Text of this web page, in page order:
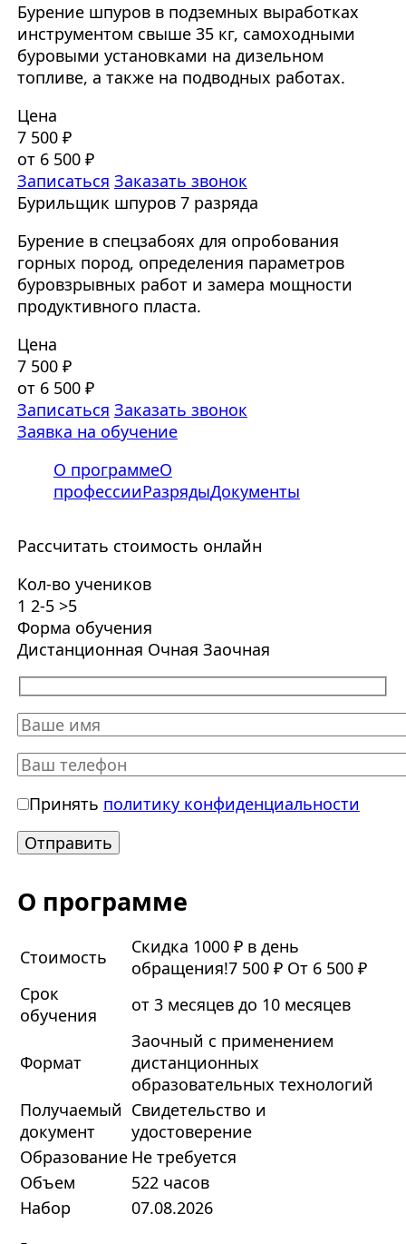
Бурение шпуров в подземных выработках
инструментом свыше 35 кг, самоходными
буровыми установками на дизельном
топливе, а также на подводных работах.
Цена
7 500 ₽
от 6 500 ₽
Записаться Заказать звонок
Бурильщик шпуров 7 разряда
Бурение в спецзабоях для опробования
горных пород, определения параметров
буровзрывных работ и замера мощности
продуктивного пласта.
Цена
7 500 ₽
от 6 500 ₽
Записаться Заказать звонок
Заявка на обучение
О программеО
профессииРазрядыДокументы
Рассчитать стоимость онлайн
Кол-во учеников
1 2-5 >5
Форма обучения
Дистанционная Очная Заочная
Принять политику конфиденциальности
О программе
Стоимость
Скидка 1000 ₽ в день
обращения!7 500 ₽ От 6 500 ₽
Срок
обучения
от 3 месяцев до 10 месяцев
Формат
Заочный с применением
дистанционных
образовательных технологий
Получаемый
документ
Свидетельство и
удостоверение
Образование Не требуется
Объем
522 часов
Набор
07.08.2026